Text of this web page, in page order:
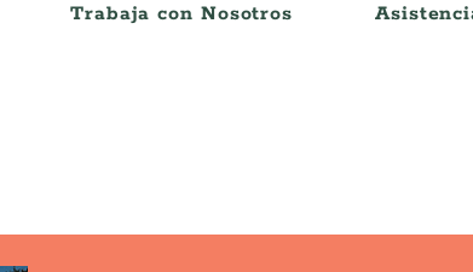
Trabaja con Nosotros